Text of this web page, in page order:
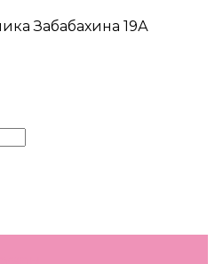
Забабахина 19А